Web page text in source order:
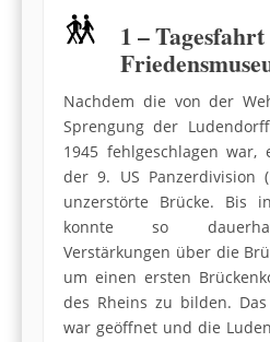
1 –
Nachdem die von der
Sprengung der
1945 fehlgeschlagen war,
der 9. US Panzerdivision
unzerstörte Brücke. Bis
konnte so
Verstärkungen über die
um einen ersten
des Rheins zu bilden.
war geöffnet und die